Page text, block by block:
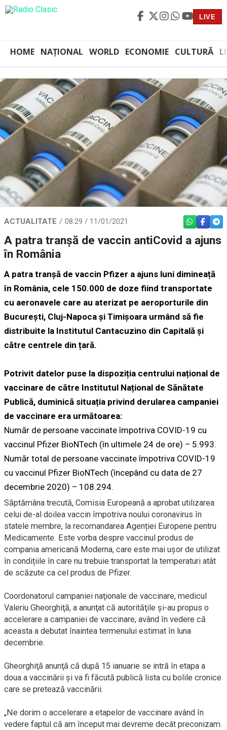
LIVE
HOME NAȚIONAL WORLD ECONOMIE CULTURĂ
ACTUALITATE 08:29 / 11/01/2021 WHATSAPP
A patra tranșă de vaccin antiCovid a ajuns
în România
A patra tranșă de vaccin Pfizer a ajuns luni dimineață
în România, cele 150.000 de doze fiind transportate
cu aeronavele care au aterizat pe aeroporturile din
București, Cluj-Napoca și Timișoara urmând să fie
distribuite la Institutul Cantacuzino din Capitală și
către centrele din țară.
Potrivit datelor puse la dispoziția centrului național de
vaccinare de către Institutul Național de Sănătate
Publică, duminică situația privind derularea campaniei
de vaccinare era următoarea:
Număr de persoane vaccinate împotriva COVID-19 cu
vaccinul Pfizer BioNTech (în ultimele 24 de ore) – 5.993.
Număr total de persoane vaccinate împotriva COVID-19
cu vaccinul Pfizer BioNTech (începând cu data de 27
decembrie 2020) – 108.294.
Săptămâna trecută, Comisia Europeană a aprobat utilizarea
celui de-al doilea vaccin împotriva noului coronavirus în
statele membre, la recomandarea Agenției Europene pentru
Medicamente. Este vorba despre vaccinul produs de
compania americană Moderna, care este mai ușor de utilizat
în condițiile în care nu trebuie transportat la temperaturi atât
de scăzute ca cel produs de Pfizer.
Coordonatorul campaniei naţionale de vaccinare, medicul
Valeriu Gheorghiţă, a anunţat că autorităţile şi-au propus o
accelerare a campaniei de vaccinare, având în vedere că
aceasta a debutat înaintea termenului estimat în luna
decembrie.
Gheorghiţă anunţă că după 15 ianuarie se intră în etapa a
doua a vaccinării și va fi făcută publică lista cu bolile cronice
care se pretează vaccinării.
„Ne dorim o accelerare a etapelor de vaccinare având în
vedere faptul că am început mai devreme decât preconizam.